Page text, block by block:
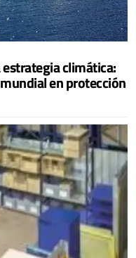
climática:
en protección